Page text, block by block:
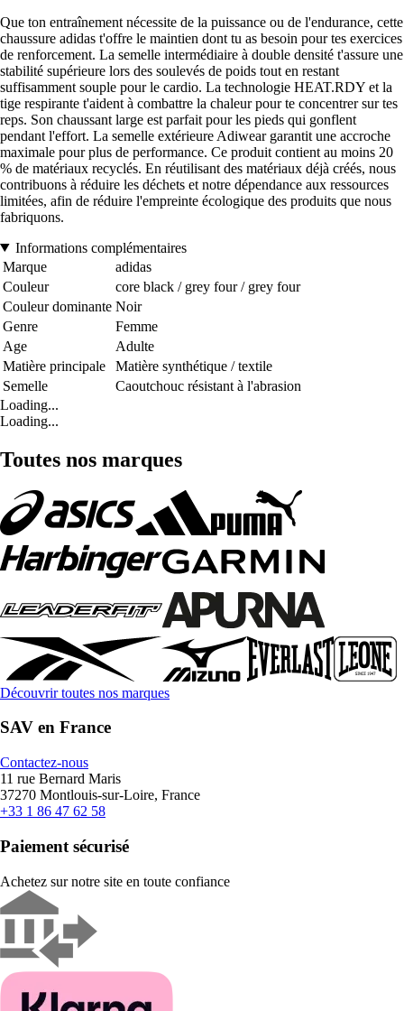
Que ton entraînement nécessite de la puissance ou de l'endurance, cette
chaussure adidas t'offre le maintien dont tu as besoin pour tes exercices
de renforcement. La semelle intermédiaire à double densité t'assure une
stabilité supérieure lors des soulevés de poids tout en restant
suffisamment souple pour le cardio. La technologie HEAT.RDY et la
tige respirante t'aident à combattre la chaleur pour te concentrer sur tes
reps. Son chaussant large est parfait pour les pieds qui gonflent
pendant l'effort. La semelle extérieure Adiwear garantit une accroche
maximale pour plus de performance. Ce produit contient au moins 20
% de matériaux recyclés. En réutilisant des matériaux déjà créés, nous
contribuons à réduire les déchets et notre dépendance aux ressources
limitées, afin de réduire l'empreinte écologique des produits que nous
fabriquons.
Informations complémentaires
Marque
adidas
Couleur
core black / grey four / grey four
Couleur dominante Noir
Genre
Femme
Age
Adulte
Matière principale
Matière synthétique / textile
Semelle
Caoutchouc résistant à l'abrasion
Loading...
Loading...
Toutes nos marques
Découvrir toutes nos marques
SAV en France
Contactez-nous
11 rue Bernard Maris
37270 Montlouis-sur-Loire, France
+33 1 86 47 62 58
Paiement sécurisé
Achetez sur notre site en toute confiance